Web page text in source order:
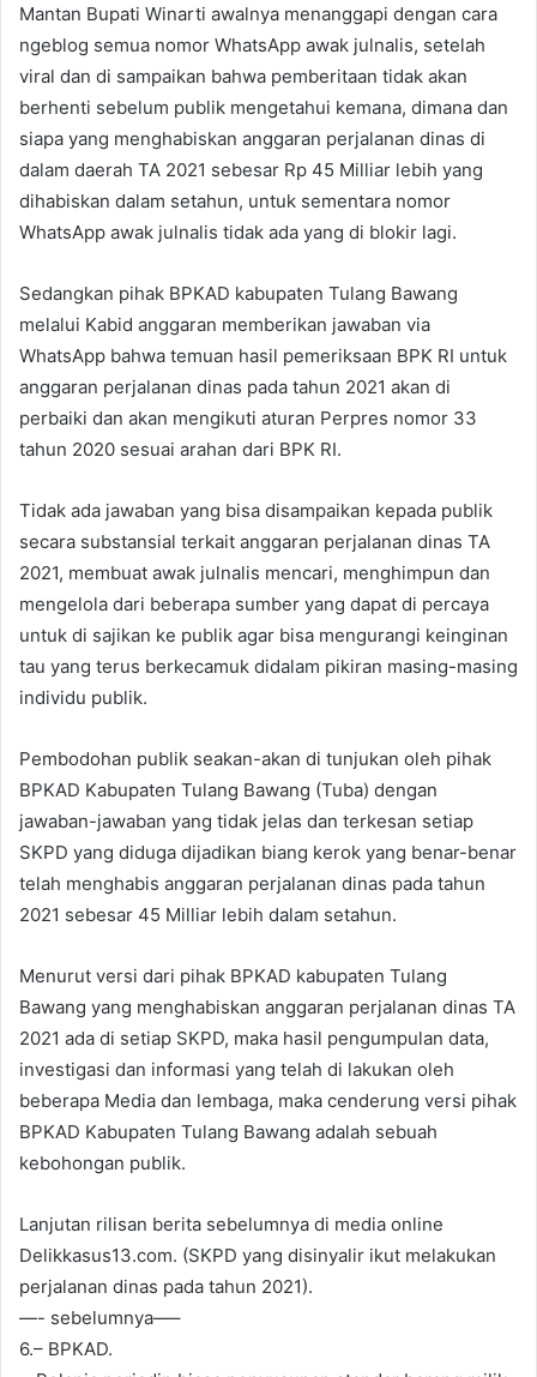
Mantan Bupati Winarti awalnya menanggapi dengan cara
ngeblog semua nomor WhatsApp awak julnalis, setelah
viral dan di sampaikan bahwa pemberitaan tidak akan
berhenti sebelum publik mengetahui kemana, dimana dan
siapa yang menghabiskan anggaran perjalanan dinas di
dalam daerah TA 2021 sebesar Rp 45 Milliar lebih yang
dihabiskan dalam setahun, untuk sementara nomor
WhatsApp awak julnalis tidak ada yang di blokir lagi.
Sedangkan pihak BPKAD kabupaten Tulang Bawang
melalui Kabid anggaran memberikan jawaban via
WhatsApp bahwa temuan hasil pemeriksaan BPK RI untuk
anggaran perjalanan dinas pada tahun 2021 akan di
perbaiki dan akan mengikuti aturan Perpres nomor 33
tahun 2020 sesuai arahan dari BPK RI.
Tidak ada jawaban yang bisa disampaikan kepada publik
secara substansial terkait anggaran perjalanan dinas TA
2021, membuat awak julnalis mencari, menghimpun dan
mengelola dari beberapa sumber yang dapat di percaya
untuk di sajikan ke publik agar bisa mengurangi keinginan
tau yang terus berkecamuk didalam pikiran masing-masing
individu publik.
Pembodohan publik seakan-akan di tunjukan oleh pihak
BPKAD Kabupaten Tulang Bawang (Tuba) dengan
jawaban-jawaban yang tidak jelas dan terkesan setiap
SKPD yang diduga dijadikan biang kerok yang benar-benar
telah menghabis anggaran perjalanan dinas pada tahun
2021 sebesar 45 Milliar lebih dalam setahun.
Menurut versi dari pihak BPKAD kabupaten Tulang
Bawang yang menghabiskan anggaran perjalanan dinas TA
2021 ada di setiap SKPD, maka hasil pengumpulan data,
investigasi dan informasi yang telah di lakukan oleh
beberapa Media dan lembaga, maka cenderung versi pihak
BPKAD Kabupaten Tulang Bawang adalah sebuah
kebohongan publik.
Lanjutan rilisan berita sebelumnya di media online
Delikkasus13.com. (SKPD yang disinyalir ikut melakukan
perjalanan dinas pada tahun 2021).
—- sebelumnya—–
6.– BPKAD.